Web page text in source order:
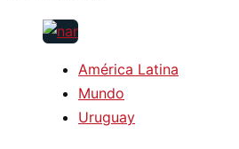
América Latina
Mundo
Uruguay